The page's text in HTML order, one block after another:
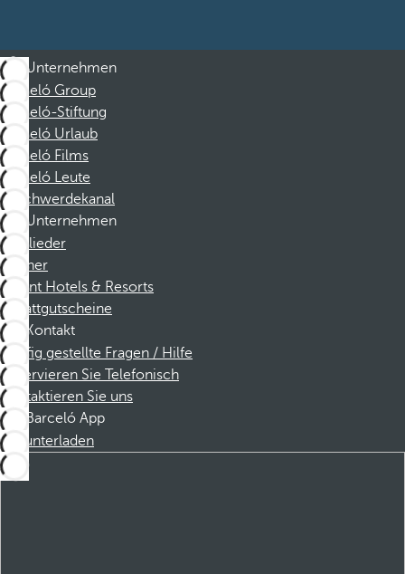
Unternehmen
Barceló Group
Barceló-Stiftung
Barceló Urlaub
Barceló Films
Barceló Leute
Beschwerdekanal
Unternehmen
Mitglieder
Partner
Dorint Hotels & Resorts
Rabattgutscheine
Kontakt
Häufig gestellte Fragen / Hilfe
Reservieren Sie Telefonisch
Kontaktieren Sie uns
Barceló App
Herunterladen